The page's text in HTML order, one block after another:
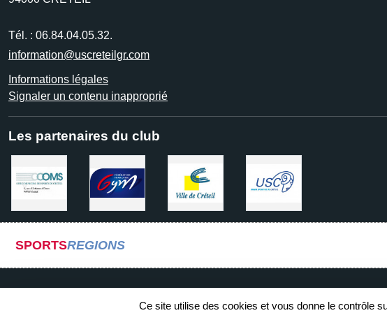
Tél. : 06.84.04.05.32.
information@uscreteilgr.com
Informations légales
Signaler un contenu inapproprié
Les partenaires du club
SPORTSREGIONS
Ce site utilise des cookies et vous donne le contrôle